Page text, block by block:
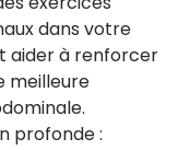
dans votre
aider à renforcer
meilleure
profonde :